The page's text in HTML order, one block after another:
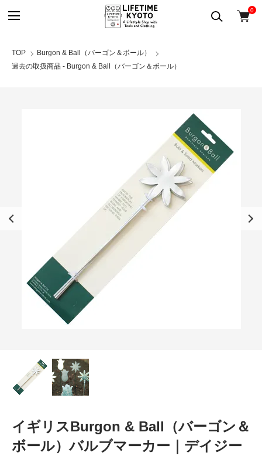
0
TOP
Burgon & Ball（バーゴン＆ボール）
過去の取扱商品 - Burgon & Ball（バーゴン＆ボール）
イギリスBurgon & Ball（バーゴン＆
ボール）バルブマーカー｜デイジー